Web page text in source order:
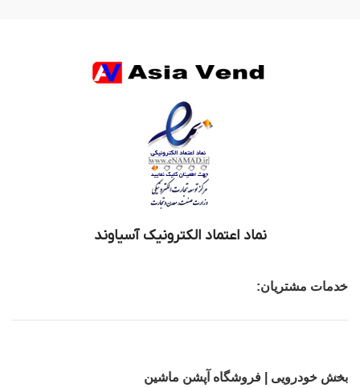
نماد اعتماد الکترونیک آسیاوند
خدمات مشتریان:
بخش خودرویی | فروشگاه آپشن ماشین